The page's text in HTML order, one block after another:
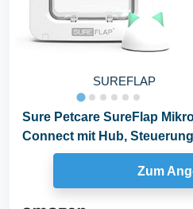
SUREFLAP
Sure Petcare SureFlap
Connect mit Hub,
App, mit...
Zum